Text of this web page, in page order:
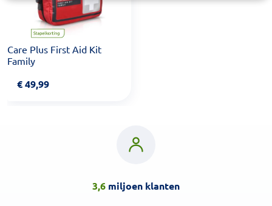
Care Plus First Aid Kit
Family
€49,99
3,6miljoen klanten